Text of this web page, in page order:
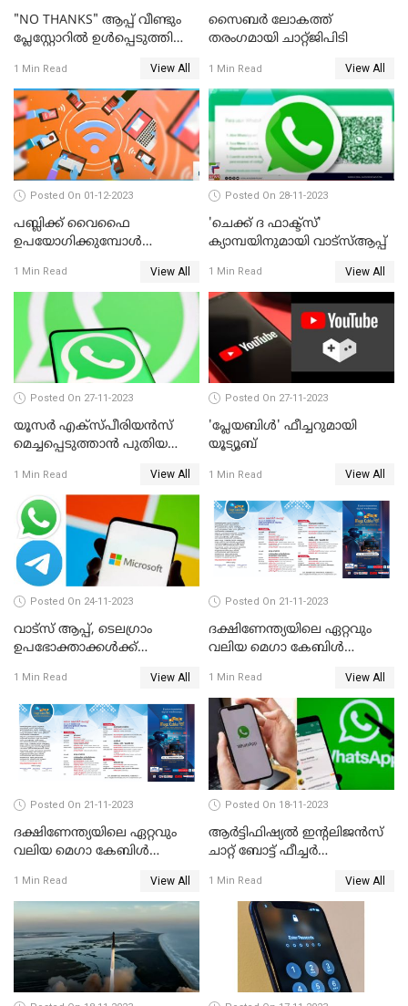
"NO THANKS" ആപ്പ് വീണ്ടും
പ്ലേസ്റ്റോറില്‍ ഉള്‍പ്പെടുത്തി
1 Min Read View All
സൈബര്‍ ലോകത്ത്
തരംഗമായി ചാറ്റ്ജിപിടി
1 Min Read View All
Posted On 01-12-2023
പബ്ലിക്ക് വൈഫൈ
ഉപയോഗിക്കുമ്പോള്‍
പൊലീസ്
1 Min Read View All
Posted On 28-11-2023
'ചെക്ക് ദ ഫാക്ട്‌സ്'
ക്യാമ്പയിനുമായി വാട്സ്ആപ്പ്
1 Min Read View All
Posted On 27-11-2023
യൂസര്‍ എക്‌സ്പീരിയന്‍സ്
മെച്ചപ്പെടുത്താന്‍ പുതിയ
1 Min Read View All
Posted On 27-11-2023
'പ്ലേയബിള്‍' ഫീച്ചറുമായി
യൂട്യൂബ്
1 Min Read View All
Posted On 24-11-2023
വാട്‌സ് ആപ്പ്, ടെലഗ്രാം
ഉപഭോക്താക്കള്‍ക്ക്
മൈക്രോസോഫ്റ്റ്
1 Min Read View All
Posted On 21-11-2023
ദക്ഷിണേന്ത്യയിലെ ഏറ്റവും
വലിയ മെഗാ കേബിള്‍
എഡിഷന്‍ കൊച്ചി
കടവന്ത്രയിൽ
1 Min Read View All
Posted On 21-11-2023
ദക്ഷിണേന്ത്യയിലെ ഏറ്റവും
വലിയ മെഗാ കേബിള്‍
എഡിഷന്‍ കൊച്ചി
കടവന്ത്രയിൽ
1 Min Read View All
Posted On 18-11-2023
ആര്‍ട്ടിഫിഷ്യല്‍ ഇന്റലിജന്‍സ്
ചാറ്റ് ബോട്ട് ഫീച്ചര്‍
വാട്സാപ്പ്
1 Min Read View All